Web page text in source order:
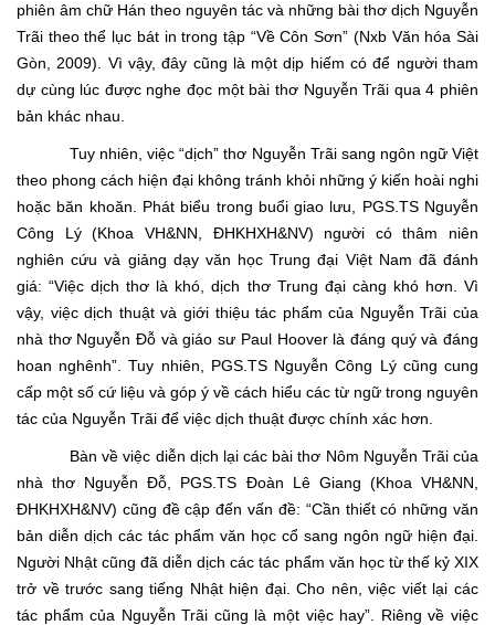
phiên âm chữ Hán theo nguyên tác và những bài thơ dịch Nguyễn
Trãi theo thể lục bát in trong tập “Về Côn Sơn” (Nxb Văn hóa Sài
Gòn, 2009). Vì vậy, đây cũng là một dịp hiếm có để người tham
dự cùng lúc được nghe đọc một bài thơ Nguyễn Trãi qua 4 phiên
bản khác nhau.
Tuy nhiên, việc “dịch” thơ Nguyễn Trãi sang ngôn ngữ Việt
theo phong cách hiện đại không tránh khỏi những ý kiến hoài nghi
hoặc băn khoăn. Phát biểu trong buổi giao lưu, PGS.TS Nguyễn
Công Lý (Khoa VH&NN, ĐHKHXH&NV) người có thâm niên
nghiên cứu và giảng dạy văn học Trung đại Việt Nam đã đánh
giá: “Việc dịch thơ là khó, dịch thơ Trung đại càng khó hơn. Vì
vậy, việc dịch thuật và giới thiệu tác phẩm của Nguyễn Trãi của
nhà thơ Nguyễn Đỗ và giáo sư Paul Hoover là đáng quý và đáng
hoan nghênh”. Tuy nhiên, PGS.TS Nguyễn Công Lý cũng cung
cấp một số cứ liệu và góp ý về cách hiểu các từ ngữ trong nguyên
tác của Nguyễn Trãi để việc dịch thuật được chính xác hơn.
Bàn về việc diễn dịch lại các bài thơ Nôm Nguyễn Trãi của
nhà thơ Nguyễn Đỗ, PGS.TS Đoàn Lê Giang (Khoa VH&NN,
ĐHKHXH&NV) cũng đề cập đến vấn đề: “Cần thiết có những văn
bản diễn dịch các tác phẩm văn học cổ sang ngôn ngữ hiện đại.
Người Nhật cũng đã diễn dịch các tác phẩm văn học từ thế kỷ XIX
trở về trước sang tiếng Nhật hiện đại. Cho nên, việc viết lại các
tác phẩm của Nguyễn Trãi cũng là một việc hay”. Riêng về việc